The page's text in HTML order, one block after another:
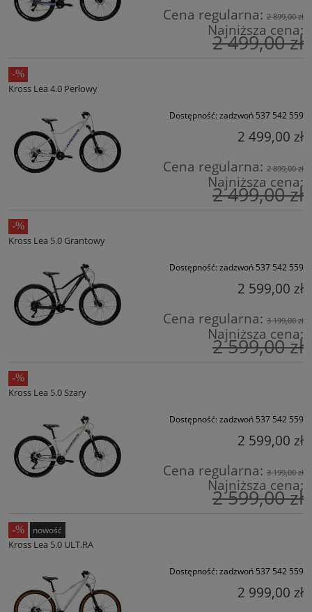
Cena regularna: 2 899,00 zł
Najniższa cena:
2 499,00 zł
Kross Lea 4.0 Perłowy
Dostępność: zadzwoń 537 542 559
2 499,00 zł
Cena regularna: 2 899,00 zł
Najniższa cena:
2 499,00 zł
Kross Lea 5.0 Grantowy
Dostępność: zadzwoń 537 542 559
2 599,00 zł
Cena regularna: 3 199,00 zł
Najniższa cena:
2 599,00 zł
Kross Lea 5.0 Szary
Dostępność: zadzwoń 537 542 559
2 599,00 zł
Cena regularna: 3 199,00 zł
Najniższa cena:
2 599,00 zł
Kross Lea 5.0 ULT.RA
Dostępność: zadzwoń 537 542 559
2 999,00 zł
nowość